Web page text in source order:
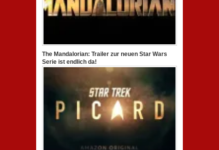
The Mandalorian: Trailer zur neuen Star Wars
Serie ist endlich da!